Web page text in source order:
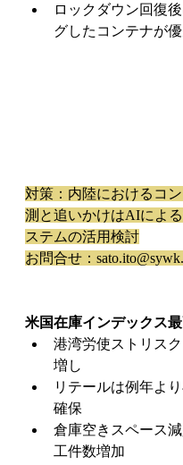
ロックダウン回復
グしたコンテナが
対策：内陸におけるコ
測と追いかけはAIによ
ステムの活用検討
お問合せ：
米国在庫インデックス
港湾労使ストリス
増し
リテールは例年よ
確保
倉庫空きスペース
工件数増加